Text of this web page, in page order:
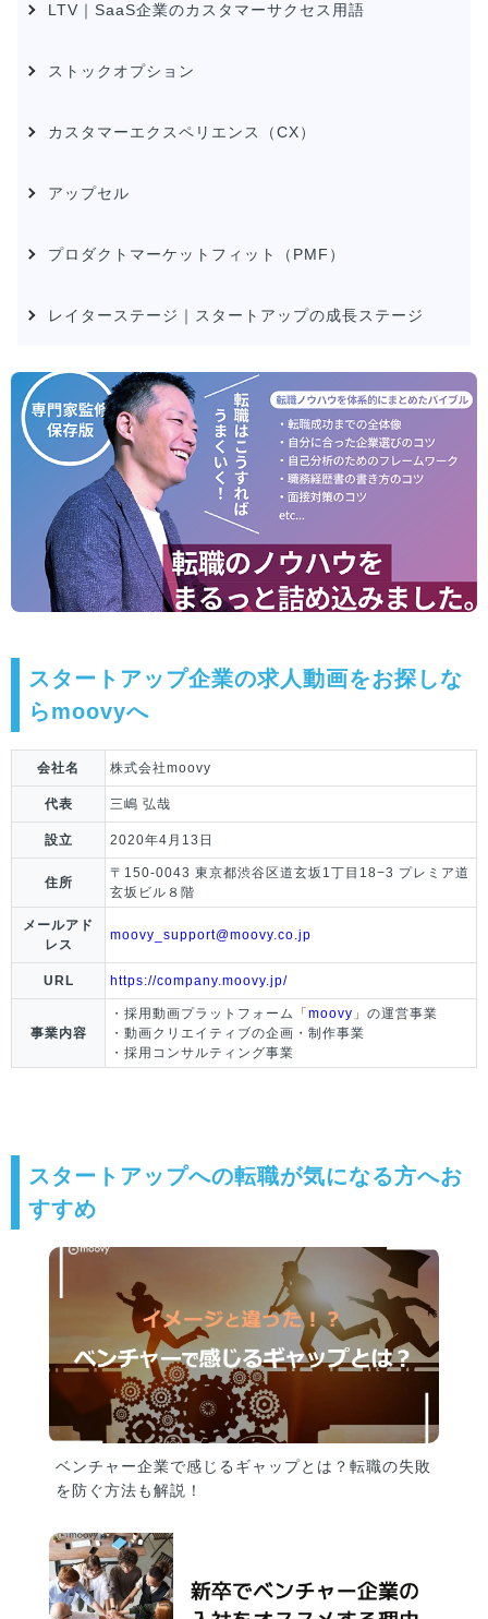
LTV｜SaaS企業のカスタマーサクセス用語
ストックオプション
カスタマーエクスペリエンス（CX）
アップセル
プロダクトマーケットフィット（PMF）
レイターステージ｜スタートアップの成長ステージ
スタートアップ企業の求人動画をお探しな
らmoovyへ
会社名 株式会社moovy
代表 三嶋 弘哉
設立 2020年4月13日
住所
〒150-0043 東京都渋谷区道玄坂1丁目18−3 プレミア道
玄坂ビル８階
メールアド
レス
moovy_support@moovy.co.jp
URL https://company.moovy.jp/
事業内容
・採用動画プラットフォーム「 moovy 」の運営事業
・動画クリエイティブの企画・制作事業
・採用コンサルティング事業
スタートアップへの転職が気になる方へお
すすめ
ベンチャー企業で感じるギャップとは？転職の失敗
を防ぐ方法も解説！